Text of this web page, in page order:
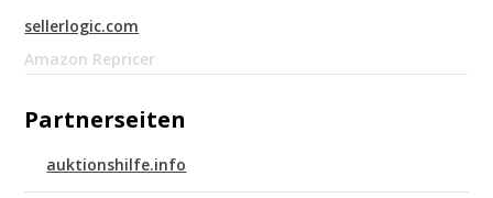
sellerlogic.com
Amazon Repricer
Partnerseiten
auktionshilfe.info